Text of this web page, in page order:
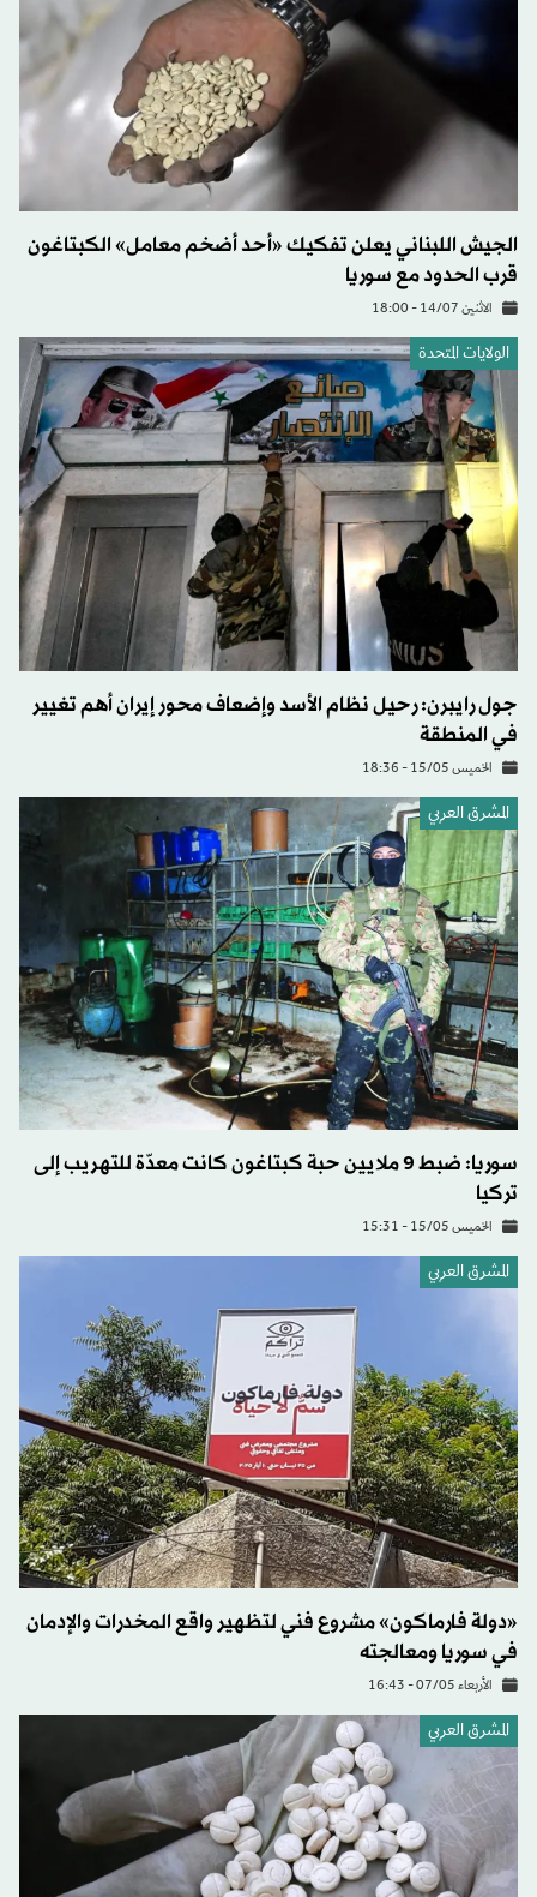
الجيش اللبناني يعلن تفكيك «أحد أضخم معامل» الكبتاغون
قرب الحدود مع سوريا
الاثنين 14/07 - 18:00
الولايات المتحدة​
جول رايبرن: رحيل نظام الأسد وإضعاف محور إيران أهم تغيير
في المنطقة
الخميس 15/05 - 18:36
المشرق العربي
سوريا: ضبط 9 ملايين حبة كبتاغون كانت معدّة للتهريب إلى
تركيا
الخميس 15/05 - 15:31
المشرق العربي
«دولة فارماكون» مشروع فني لتظهير واقع المخدرات والإدمان
في سوريا ومعالجته
الأربعاء 07/05 - 16:43
المشرق العربي